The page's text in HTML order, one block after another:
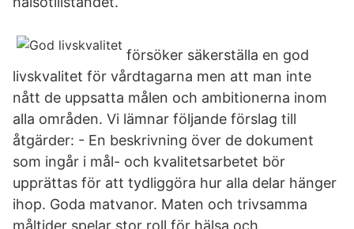
försöker säkerställa en god
livskvalitet för vårdtagarna men att man inte
nått de uppsatta målen och ambitionerna inom
alla områden. Vi lämnar följande förslag till
åtgärder: - En beskrivning över de dokument
som ingår i mål- och kvalitetsarbetet bör
upprättas för att tydliggöra hur alla delar hänger
ihop. Goda matvanor. Maten och trivsamma
måltider spelar stor roll för hälsa och